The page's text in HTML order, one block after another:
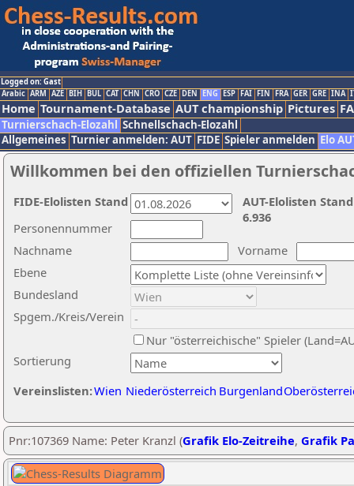
Logged on: Gast
Arabic ARM AZE BIH BUL CAT CHN CRO CZE DEN ENG ESP FAI FIN FRA GER GRE INA
Home Tournament-Database AUT championship Pictures
Turnierschach-Elozahl Schnellschach-Elozahl
Allgemeines Turnier anmelden: AUT FIDE Spieler anmelden Elo
Willkommen bei den offiziellen
Nachname
Vorname
Ebene
Sortierung
Personennummer
Bundesland
Spgem./Kreis/Verein
Nur "österreichische" Spieler
Vereinslisten:Wien Niederösterreich Burgenland
AUT-Elolisten
6.936
FIDE-Elolisten Stand
Pnr:107369 Name: Peter Kranzl (Grafik Elo-Zeitreihe, Grafik